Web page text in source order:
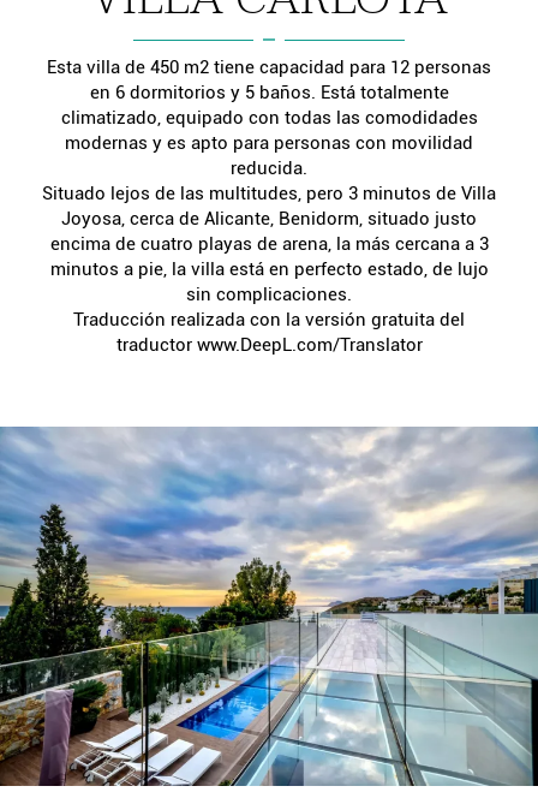
Esta villa de 450 m2 tiene capacidad para 12 personas
en 6 dormitorios y 5 baños. Está totalmente
climatizado, equipado con todas las comodidades
modernas y es apto para personas con movilidad
reducida.
Situado lejos de las multitudes, pero 3 minutos de Villa
Joyosa, cerca de Alicante, Benidorm, situado justo
encima de cuatro playas de arena, la más cercana a 3
minutos a pie, la villa está en perfecto estado, de lujo
sin complicaciones.
Traducción realizada con la versión gratuita del
traductor www.DeepL.com/Translator